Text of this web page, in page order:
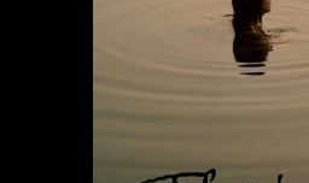
Trailer →